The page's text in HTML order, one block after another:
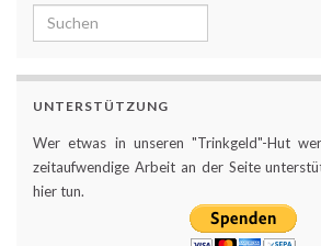
Search for:
UNTERSTÜTZUNG
Wer etwas in unseren "Trinkgeld"-Hut
zeitaufwendige Arbeit an der Seite
hier tun.